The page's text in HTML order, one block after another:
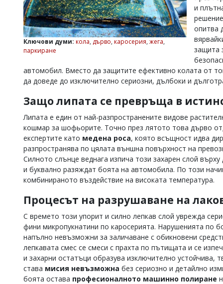
Управители:
Веселин
Василев,
v.vasilev@flagman.bg
k.kassabova@flagman.bg
редактор:
office@flagman.bg
Коментарите
статиите
читателите
редакцията
отговорност
Ключови думи: кола, дърво, каросерия, жега,
паркиране
и
опитва
защита
автомобил. Вместо да защитите ефективно колата от
да доведе до изключително сериозни, дълбоки и
Защо липата се превръща в
Липата е един от най-разпространените видове
кошмар за шофьорите. Точно през лятото това дърво
експертите като медена роса, която всъщност идва
разпространява по цялата външна повърхност на
Силното слънце веднага изпича този захарен слой
и буквално разяждат боята на автомобила. По този
комбинираното въздействие на високата температура.
Процесът на разрушаване на
С времето този упорит и силно лепкав слой уврежда
фини микропукнатини по каросерията. Нарушенията по
напълно невъзможни за заличаване с обикновени
лепкавата смес се смеси с прахта по пътищата и се
и захарни остатъци образува изключително устойчива,
става мисия невъзможна без сериозно и детайлно
боята остава професионалното машинно полиране